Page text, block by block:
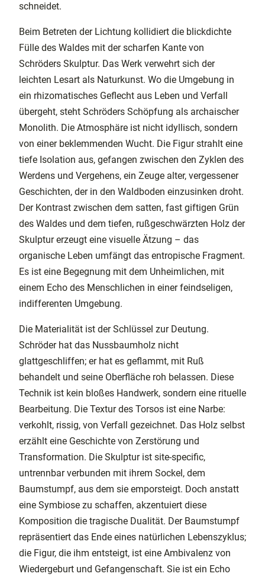
schneidet.
Beim Betreten der Lichtung kollidiert die blickdichte
Fülle des Waldes mit der scharfen Kante von
Schröders Skulptur. Das Werk verwehrt sich der
leichten Lesart als Naturkunst. Wo die Umgebung in
ein rhizomatisches Geflecht aus Leben und Verfall
übergeht, steht Schröders Schöpfung als archaischer
Monolith. Die Atmosphäre ist nicht idyllisch, sondern
von einer beklemmenden Wucht. Die Figur strahlt eine
tiefe Isolation aus, gefangen zwischen den Zyklen des
Werdens und Vergehens, ein Zeuge alter, vergessener
Geschichten, der in den Waldboden einzusinken droht.
Der Kontrast zwischen dem satten, fast giftigen Grün
des Waldes und dem tiefen, rußgeschwärzten Holz der
Skulptur erzeugt eine visuelle Ätzung – das
organische Leben umfängt das entropische Fragment.
Es ist eine Begegnung mit dem Unheimlichen, mit
einem Echo des Menschlichen in einer feindseligen,
indifferenten Umgebung.
Die Materialität ist der Schlüssel zur Deutung.
Schröder hat das Nussbaumholz nicht
glattgeschliffen; er hat es geflammt, mit Ruß
behandelt und seine Oberfläche roh belassen. Diese
Technik ist kein bloßes Handwerk, sondern eine rituelle
Bearbeitung. Die Textur des Torsos ist eine Narbe:
verkohlt, rissig, von Verfall gezeichnet. Das Holz selbst
erzählt eine Geschichte von Zerstörung und
Transformation. Die Skulptur ist site-specific,
untrennbar verbunden mit ihrem Sockel, dem
Baumstumpf, aus dem sie emporsteigt. Doch anstatt
eine Symbiose zu schaffen, akzentuiert diese
Komposition die tragische Dualität. Der Baumstumpf
repräsentiert das Ende eines natürlichen Lebenszyklus;
die Figur, die ihm entsteigt, ist eine Ambivalenz von
Wiedergeburt und Gefangenschaft. Sie ist ein Echo